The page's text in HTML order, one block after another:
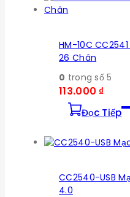
HM-10C
26 Chân
0 trong số 5
113.000 ₫
Đọc Tiếp
CC2540-USB
4.0